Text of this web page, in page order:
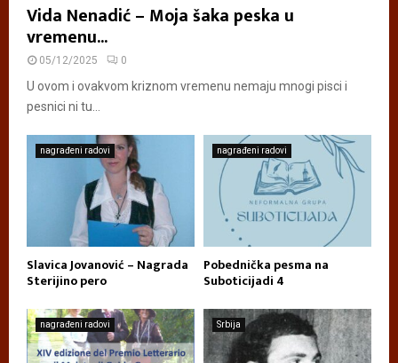
Vida Nenadić – Moja šaka peska u
vremenu...
05/12/2025 0
U ovom i ovakvom kriznom vremenu nemaju mnogi pisci i
pesnici ni tu...
nagrađeni radovi
Slavica Jovanović – Nagrada
Sterijino pero
nagrađeni radovi
Pobednička pesma na
Suboticijadi 4
nagrađeni radovi Srbija